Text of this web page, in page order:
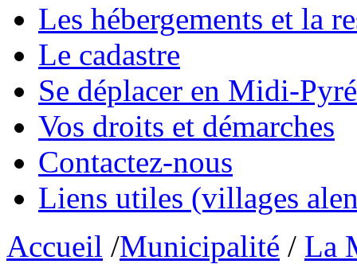
Les hébergements et la
Le cadastre
Se déplacer en Midi-
Vos droits et démarches
Contactez-nous
Liens utiles (villages
Accueil /Municipalité / La